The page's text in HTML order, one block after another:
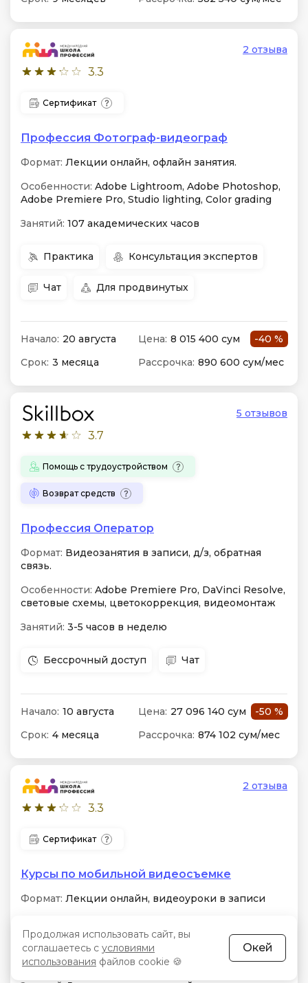
3.3
2 отзыва
Сертификат
Профессия Фотограф-видеограф
Формат: Лекции онлайн, офлайн занятия.
Особенности: Adobe Lightroom, Adobe Photoshop,
Adobe Premiere Pro, Studio lighting, Color grading
Занятий: 107 академических часов
Практика Консультация экспертов
Чат Для продвинутых
Начало: 20 августа Цена: 8 015 400 сум
-40 %
Срок: 3 месяца Рассрочка: 890 600 сум/мес
3.7
5 отзывов
Помощь с трудоустройством
Возврат средств
Профессия Оператор
Формат: Видеозанятия в записи, д/з, обратная
связь.
Особенности: Adobe Premiere Pro, DaVinci Resolve,
световые схемы, цветокоррекция, видеомонтаж
Занятий: 3-5 часов в неделю
Бессрочный доступ Чат
Начало: 10 августа Цена: 27 096 140 сум
-50 %
Срок: 4 месяца Рассрочка: 874 102 сум/мес
3.3
2 отзыва
Сертификат
Курсы по мобильной видеосъемке
Формат: Лекции онлайн, видеоуроки в записи
композиционные приемы и световые схемы,
работа в CapCut и VN, создание динамичного
контента для соцсетей и Reels
Продолжая использовать сайт, вы
соглашаетесь с условиями
использования файлов cookie 🍪
Окей